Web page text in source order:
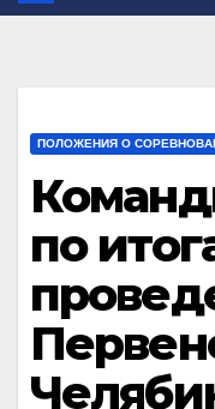
ПОЛОЖЕНИЯ О
по